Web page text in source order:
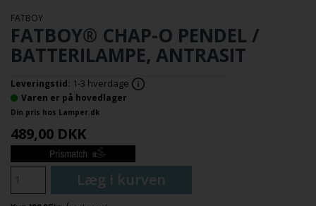
FATBOY
FATBOY® CHAP-O PENDEL /
BATTERILAMPE, ANTRASIT
Leveringstid: 1-3 hverdage
Varen er på hovedlager
Din pris hos Lamper.dk
489,00 DKK
Læg i kurven